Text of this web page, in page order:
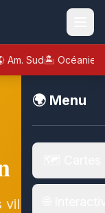
Am. Sud🏝️ Océanie
🌍 Menu
de